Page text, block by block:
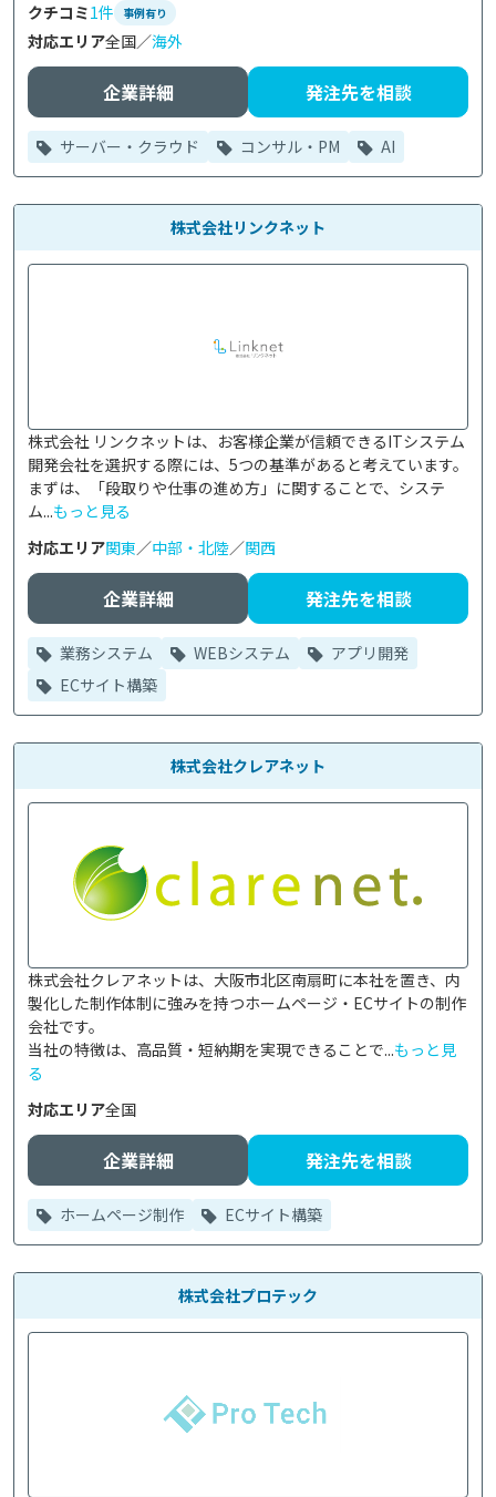
クチコミ1件 事例有り
対応エリア全国／海外
企業詳細 発注先を相談
サーバー・クラウド コンサル・PM AI
株式会社リンクネット
株式会社 リンクネットは、お客様企業が信頼できるITシステム
開発会社を選択する際には、5つの基準があると考えています。
まずは、「段取りや仕事の進め方」に関することで、システ
ム...もっと見る
対応エリア関東／中部・北陸／関西
企業詳細 発注先を相談
業務システム WEBシステム
アプリ開発
ECサイト構築
株式会社クレアネット
株式会社クレアネットは、大阪市北区南扇町に本社を置き、内
製化した制作体制に強みを持つホームページ・ECサイトの制作
会社です。
当社の特徴は、高品質・短納期を実現できることで...もっと見
る
対応エリア全国
企業詳細 発注先を相談
ホームページ制作 ECサイト構築
株式会社プロテック